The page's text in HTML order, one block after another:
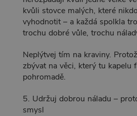
kvůli stovce malých, které
vyhodnotit – a každá spolkla
trochu dobré vůle, trochu
Neplýtvej tím na kraviny.
zbývat na věci, který tu kapelu
pohromadě.
5. Udržuj dobrou náladu –
smysl